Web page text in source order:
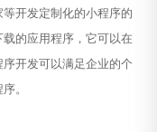
开发定制化的小程序的
的应用程序，它可以在
开发可以满足企业的个
。